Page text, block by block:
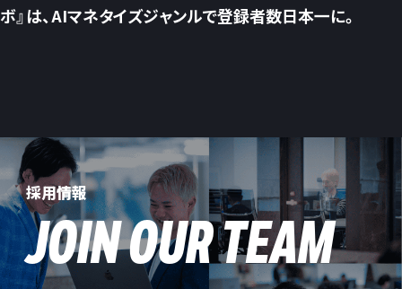
ボ』は、AIマネタイズジャンルで登録者数日本一に。
採用情報
JOIN OUR TEAM